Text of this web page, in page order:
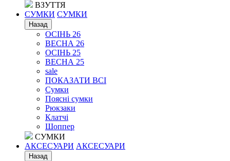
ВЗУТТЯ
СУМКИ СУМКИ
Назад
ОСІНЬ 26
ВЕСНА 26
ОСІНЬ 25
ВЕСНА 25
sale
ПОКАЗАТИ ВСІ
Сумки
Поясні сумки
Рюкзаки
Клатчі
Шоппер
СУМКИ
АКСЕСУАРИ АКСЕСУАРИ
Назад